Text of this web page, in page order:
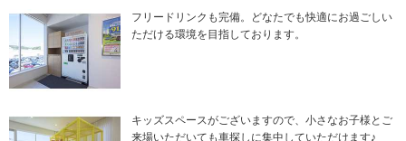
フリードリンクも完備。どなたでも快適にお過ごしい
ただける環境を目指しております。
キッズスペースがございますので、小さなお子様とご
来場いただいても車探しに集中していただけます♪